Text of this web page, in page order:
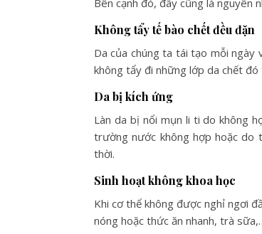
Bên cạnh đó, đây cũng là nguyên
Không tẩy tế bào chết đều đặn
Da của chúng ta tái tạo mỗi ngày
không tẩy đi những lớp da chết đó
Da bị kích ứng
Làn da bị nổi mụn li ti do không
trường nước không hợp hoặc do
thời.
Sinh hoạt không khoa học
Khi cơ thể không được nghỉ ngơi
nóng hoặc thức ăn nhanh, trà